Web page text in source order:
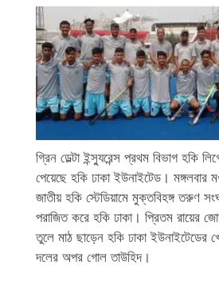
গ্রিন ডেল্টা ইন্স্যুরেন্স প্রথম বিভাগ হকি
পেয়েছে হকি ঢাকা ইউনাইটেড। মঙ্গলবার
জাতীয় হকি স্টেডিয়ামে মুক্তবিহঙ্গ তরুণ
পরাজিত করে হকি ঢাকা। প্রিতম রায়ের
তুলে মাঠ ছাড়েন হকি ঢাকা ইউনাইটেডের
দলের অপর গোল তাউহিদ।